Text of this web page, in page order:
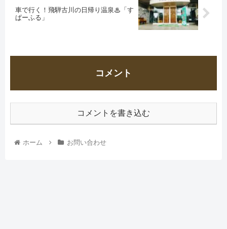
車で行く！飛騨古川の日帰り温泉♨「す
ぱーふる」
コメント
コメントを書き込む
ホーム お問い合わせ